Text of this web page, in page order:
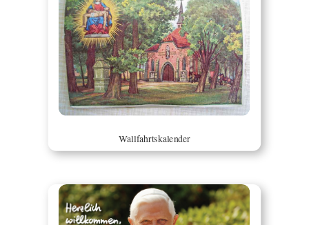
Wallfahrtskalender